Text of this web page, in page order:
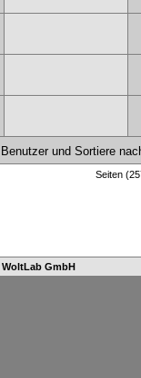
Benutzer und Sortiere
Seiten
WoltLab GmbH